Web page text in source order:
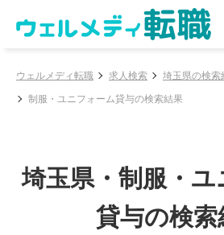
ウェルメディ転職 求人検索 埼玉県の検索
制服・ユニフォーム貸与の検索結果
埼玉県・制服・
貸与の検索